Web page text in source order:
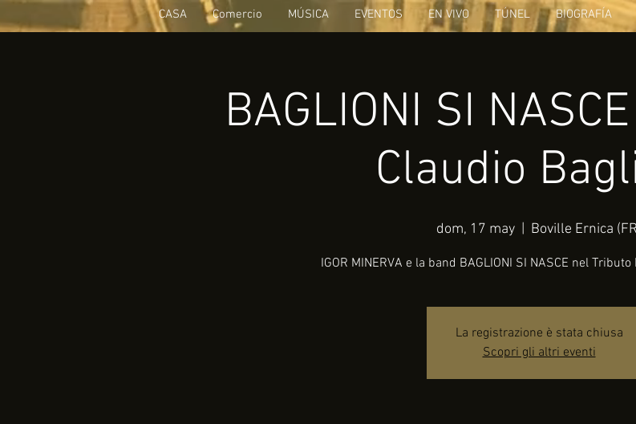
CASA Comercio MÚSICA EVENTOS EN VIVO TÚNEL BIOGRAFÍA
BAGLIONI SI
Claudio
dom, 17 may
  |
Boville Ernica
IGOR MINERVA e la band BAGLIONI SI NASCE nel
La registrazione è stata chiusa
Scopri gli altri eventi